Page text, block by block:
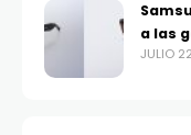
a las
JULIO